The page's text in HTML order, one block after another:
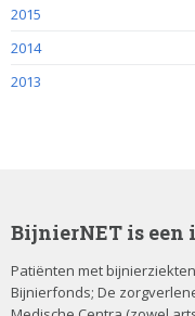
2015
2014
2013
BijnierNET is
Patiënten met
Bijnierfonds; De